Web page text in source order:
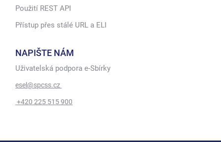
Použití REST API
Přístup přes stálé URL a ELI
NAPIŠTE NÁM
Uživatelská podpora e-Sbírky
esel@spcss.cz
+420 225 515 900